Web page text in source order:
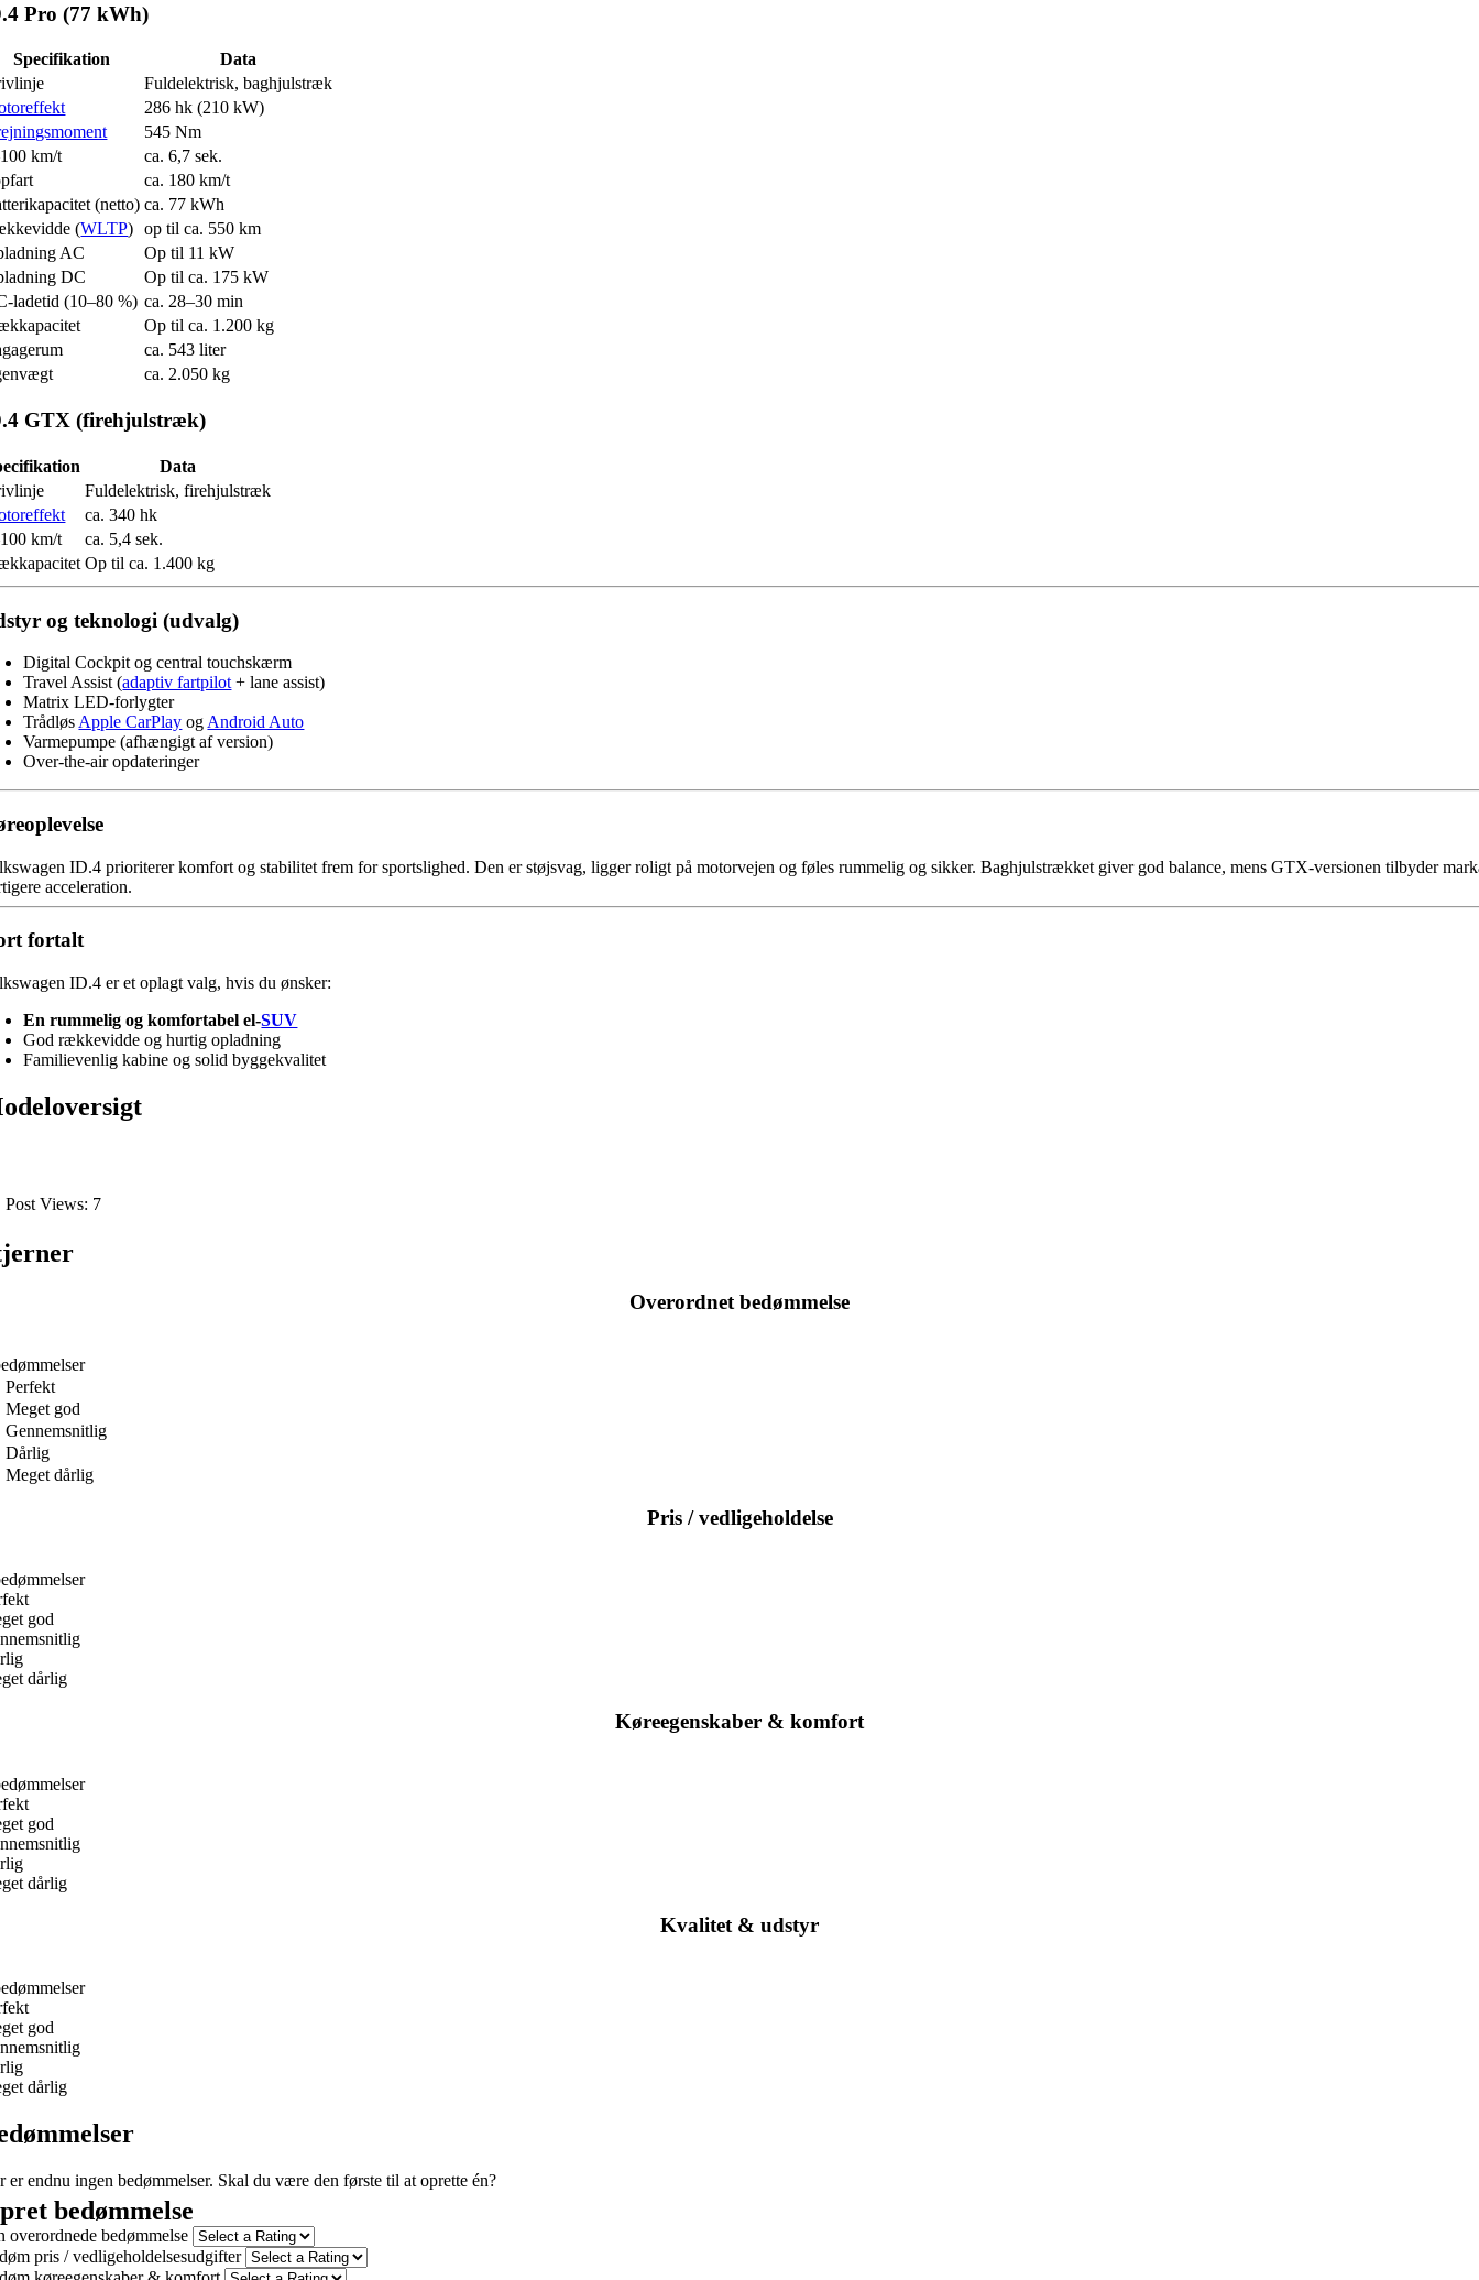
Pro (77 kWh)
Specifikation
Data
Fuldelektrisk, baghjulstræk
286 hk (210 kW)
545 Nm
km/t
ca. 6,7 sek.
ca. 180 km/t
(netto) ca. 77 kWh
(WLTP)
op til ca. 550 km
AC
Op til 11 kW
DC
Op til ca. 175 kW
ladetid (10–80 %) ca. 28–30 min
Op til ca. 1.200 kg
ca. 543 liter
ca. 2.050 kg
GTX (firehjulstræk)
Data
Fuldelektrisk, firehjulstræk
ca. 340 hk
km/t
ca. 5,4 sek.
Op til ca. 1.400 kg
og teknologi (udvalg)
Digital Cockpit og central touchskærm
Travel Assist (adaptiv fartpilot + lane assist)
Matrix LED-forlygter
Trådløs Apple CarPlay og Android Auto
Varmepumpe (afhængigt af version)
Over-the-air opdateringer
ID.4 prioriterer komfort og stabilitet frem for sportslighed. Den er støjsvag, ligger roligt på motorvejen og føles rummelig og sikker. Baghjulstrækket giver god balance, mens GTX-versionen tilbyder
acceleration.
fortalt
ID.4 er et oplagt valg, hvis du ønsker:
En rummelig og komfortabel el-SUV
God rækkevidde og hurtig opladning
Familievenlig kabine og solid byggekvalitet
Post Views: 7
Overordnet bedømmelse
Perfekt
Meget god
Gennemsnitlig
Dårlig
Meget dårlig
Pris / vedligeholdelse
god
dårlig
Køreegenskaber & komfort
god
dårlig
Kvalitet & udstyr
god
dårlig
er endnu ingen bedømmelser. Skal du være den første til at oprette én?
bedømmelse
overordnede bedømmelse
pris / vedligeholdelsesudgifter